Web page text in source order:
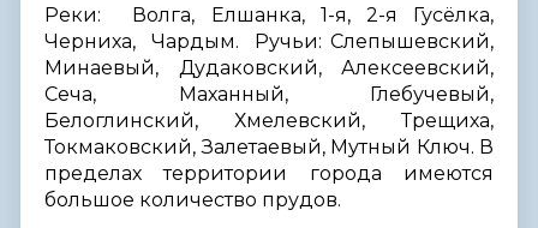
Реки: Волга, Елшанка, 1-я, 2-я Гусёлка,
Черниха, Чардым. Ручьи: Слепышевский,
Минаевый, Дудаковский, Алексеевский,
Сеча, Маханный, Глебучевый,
Белоглинский, Хмелевский, Трещиха,
Токмаковский, Залетаевый, Мутный Ключ. В
пределах территории города имеются
большое количество прудов.